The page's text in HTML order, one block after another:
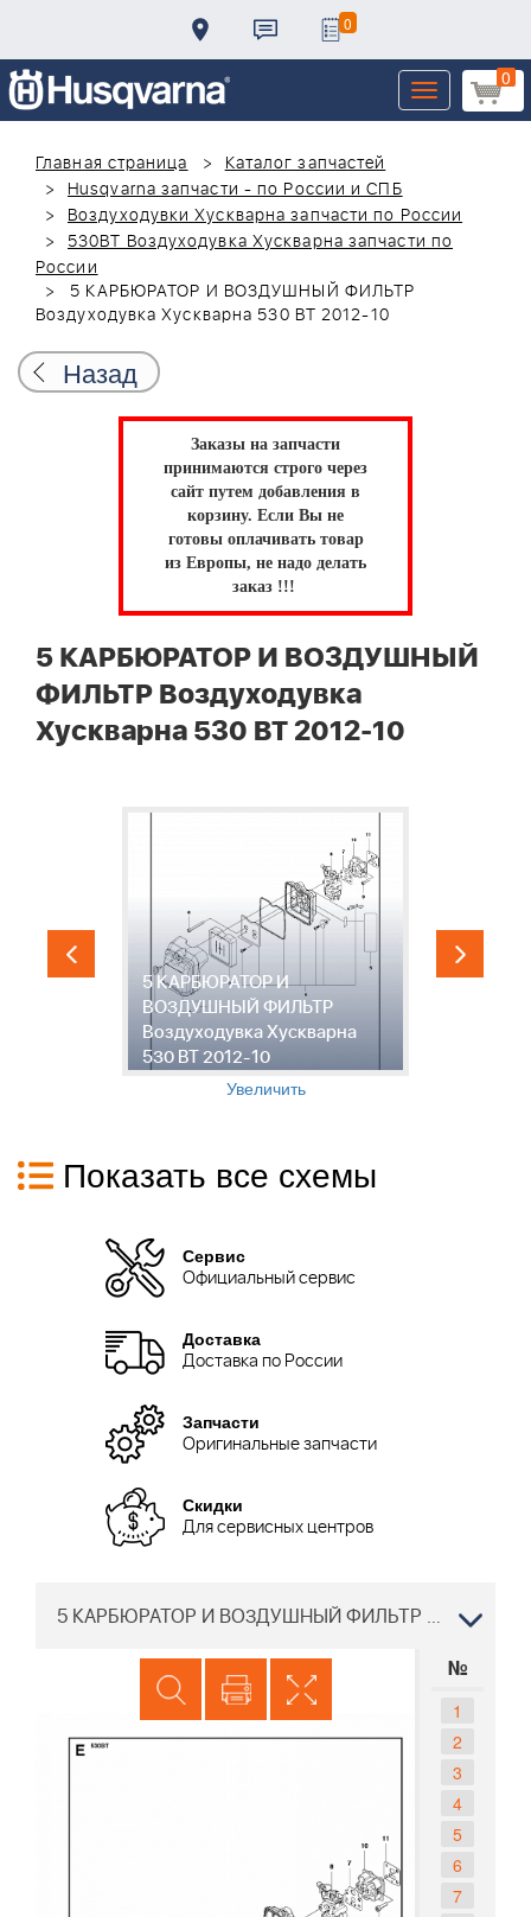
0
0
Toggle
navigation
Главная страница
Каталог запчастей
Husqvarna запчасти - по России и СПБ
Воздуходувки Хускварна запчасти по России
530BT Воздуходувка Хускварна запчасти по
России
5 КАРБЮРАТОР И ВОЗДУШНЫЙ ФИЛЬТР
Воздуходувка Хускварна 530 BT 2012-10
Назад
Заказы на запчасти
принимаются строго через
сайт путем добавления в
корзину. Если Вы не
готовы оплачивать товар
из Европы, не надо делать
заказ !!!
5 КАРБЮРАТОР И ВОЗДУШНЫЙ
ФИЛЬТР Воздуходувка
Хускварна 530 BT 2012-10
5 КАРБЮРАТОР И
ВОЗДУШНЫЙ ФИЛЬТР
Воздуходувка Хускварна
530 BT 2012-10
Увеличить
Показать все схемы
Сервис
Официальный сервис
Доставка
Доставка по России
Запчасти
Оригинальные запчасти
Скидки
Для сервисных центров
5 КАРБЮРАТОР И ВОЗДУШНЫЙ ФИЛЬТР Воздуходувка Хускварна 530 BT 2012-10
№
1
2
3
4
5
6
7